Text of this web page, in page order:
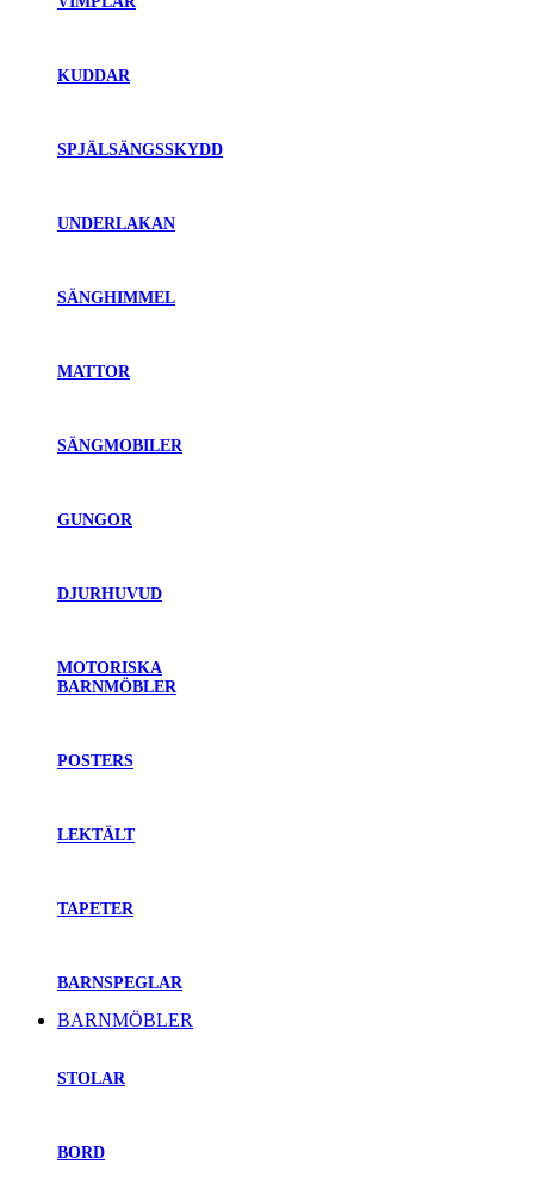
KUDDAR
SPJÄLSÄNGSSKYDD
UNDERLAKAN
SÄNGHIMMEL
MATTOR
SÄNGMOBILER
GUNGOR
DJURHUVUD
MOTORISKA
BARNMÖBLER
POSTERS
LEKTÄLT
TAPETER
BARNSPEGLAR
BARNMÖBLER
STOLAR
BORD